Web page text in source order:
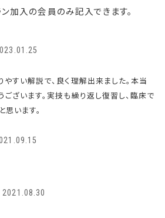
加入の会員のみ記入できます。
やすい解説で、良く理解出来ました。本当
ございます。実技も繰り返し復習し、臨床で
思います。
2021.08.30